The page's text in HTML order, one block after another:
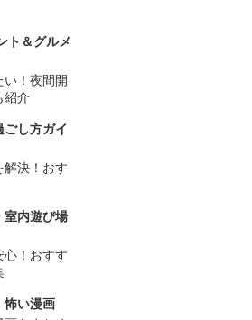
ト＆グルメ
い！夜間開
紹介
し方ガイ
解決！おす
室内遊び場
！おすす
怖い漫画